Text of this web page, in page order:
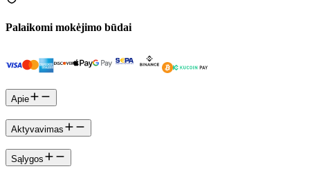
Palaikomi mokėjimo būdai
Apie
Aktyvavimas
Sąlygos